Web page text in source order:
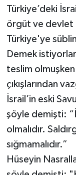
Türkiye’deki
örgüt ve devlet
Türkiye'ye
Demek
teslim
çıkışlarından
İsrail’in eski
şöyle demişti:
olmalıdır.
sığmamalıdır.”
Hüseyin